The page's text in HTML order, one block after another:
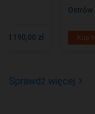
od 190,00 zł
Ostrów
Kup
Sprawdź więcej